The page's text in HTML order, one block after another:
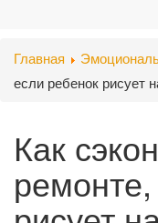
Главная
если ребенок рисует
Как